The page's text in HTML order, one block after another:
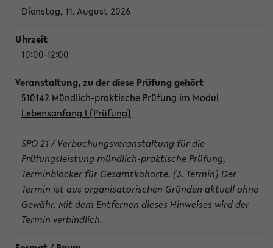
Dienstag, 11. August 2026
10:00-12:00
510142 Mündlich-praktische Prüfung im Modul
Lebensanfang I (Prüfung)
SPO 21 / Verbuchungsveranstaltung für die
Prüfungsleistung mündlich-praktische Prüfung,
Terminblocker für Gesamtkohorte. (3. Termin) Der
Termin ist aus organisatorischen Gründen aktuell ohne
Gewähr. Mit dem Entfernen dieses Hinweises wird der
Termin verbindlich.